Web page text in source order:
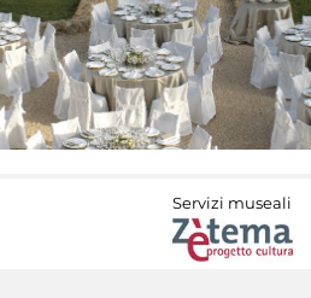
Servizi museali